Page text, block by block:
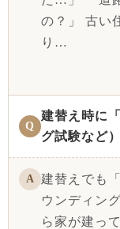
の？」 古い
り…
Q
建替え時に
グ試験など
A 建替えでも
ウンディン
ら家が建っ